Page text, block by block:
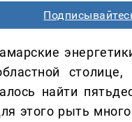
найти
этого рыть